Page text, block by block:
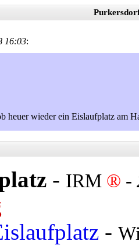
16:03:
heuer wieder ein Eislaufplatz am
- IRM ® -
-